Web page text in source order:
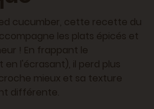
cucumber, cette recette du
les plats épicés et
! En frappant le
l'écrasant), il perd plus
mieux et sa texture
différente.